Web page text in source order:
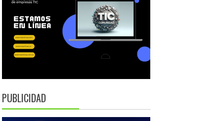
PUBLICIDAD